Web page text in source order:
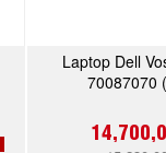
Laptop Dell
70087070
MUA